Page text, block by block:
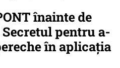
înainte de
pentru a-
în aplicația